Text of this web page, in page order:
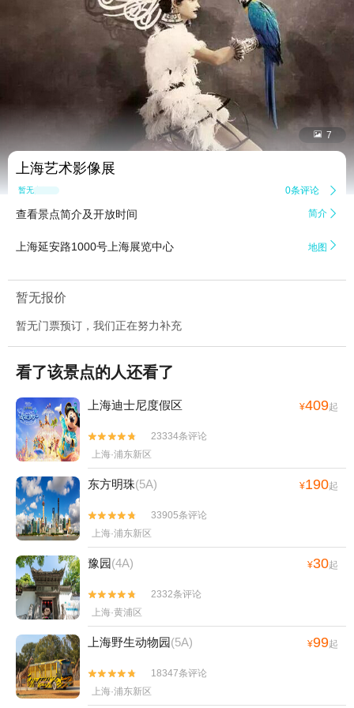
 7
上海艺术影像展
暂无点评 0条评论 
查看景点简介及开放时间 简介 
上海延安路1000号上海展览中心 地图 
暂无报价
暂无门票预订，我们正在努力补充
看了该景点的人还看了
上海迪士尼度假区 ¥409起


23334条评论
上海·浦东新区
东方明珠(5A) ¥190起


33905条评论
上海·浦东新区
豫园(4A) ¥30起


2332条评论
上海·黄浦区
上海野生动物园(5A) ¥99起


18347条评论
上海·浦东新区